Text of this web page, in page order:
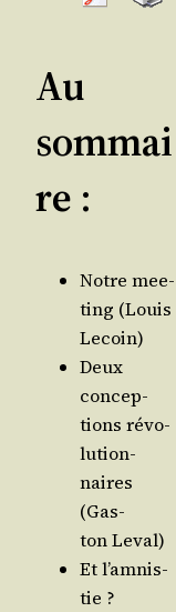
Au
sommai
re :
Notre mee­
ting (Louis
Lecoin)
Deux
concep­
tions révo­
lu­tion­
naires
(Gas­
ton Leval)
Et l’am­nis­
tie ?